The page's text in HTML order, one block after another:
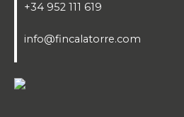
+34 952 111 619
info@fincalatorre.com